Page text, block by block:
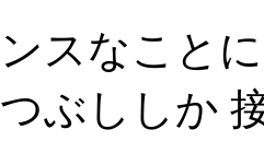
スなこと
ぶししか